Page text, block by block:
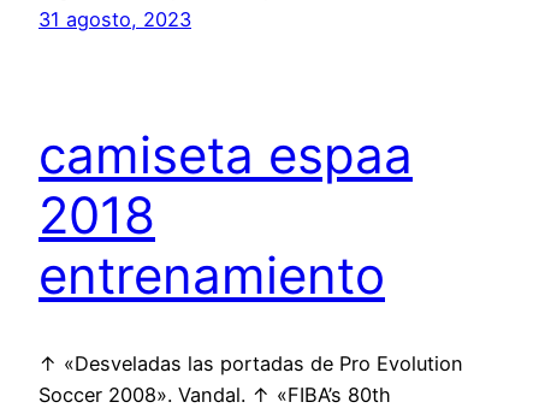
31 agosto, 2023
camiseta espaa
2018
entrenamiento
↑ «Desveladas las portadas de Pro Evolution
Soccer 2008». Vandal. ↑ «FIBA’s 80th